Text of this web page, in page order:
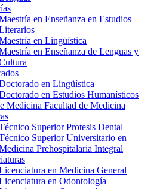
en Enseñanza en Estudios
en Lingüística
en Enseñanza de Lenguas y
en Lingüística
en Estudios Humanísticos
Facultad de Medicina
Superior Protesis Dental
Superior Universitario en
Prehospitalaria Integral
en Medicina General
en Odontología